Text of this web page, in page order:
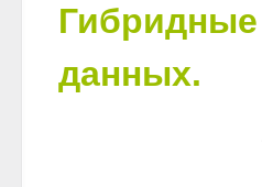
данных.